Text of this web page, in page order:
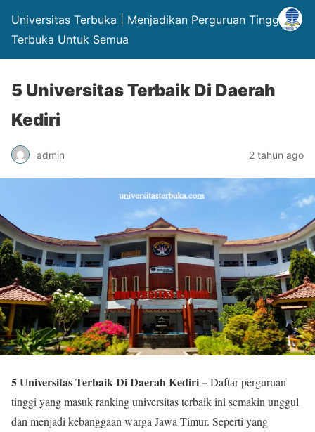
Universitas Terbuka | Menjadikan Perguruan Tinggi
Terbuka Untuk Semua
5 Universitas Terbaik Di Daerah
Kediri
admin 2 tahun ago
5 Universitas Terbaik Di Daerah Kediri –Daftar perguruan
tinggi yang masuk ranking universitas terbaik ini semakin unggul
dan menjadi kebanggaan warga Jawa Timur. Seperti yang